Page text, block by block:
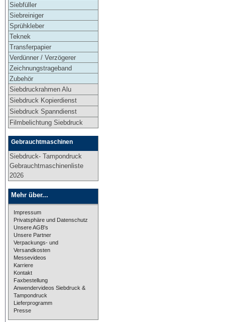
Siebfüller
Siebreiniger
Sprühkleber
Teknek
Transferpapier
Verdünner / Verzögerer
Zeichnungstrageband
Zubehör
Siebdruckrahmen Alu
Siebdruck Kopierdienst
Siebdruck Spanndienst
Filmbelichtung Siebdruck
Gebrauchtmaschinen
Siebdruck- Tampondruck
Gebrauchtmaschinenliste
2026
Mehr über...
Impressum
Privatsphäre und Datenschutz
Unsere AGB's
Unsere Partner
Verpackungs- und
Versandkosten
Messevideos
Karriere
Kontakt
Faxbestellung
Anwendervideos Siebdruck &
Tampondruck
Lieferprogramm
Presse